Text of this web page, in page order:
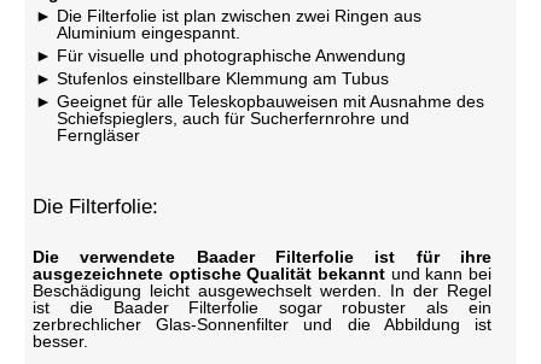
Die Filterfolie ist plan zwischen zwei Ringen aus
Aluminium eingespannt.
Für visuelle und photographische Anwendung
Stufenlos einstellbare Klemmung am Tubus
Geeignet für alle Teleskopbauweisen mit Ausnahme des
Schiefspieglers, auch für Sucherfernrohre und
Ferngläser
Die Filterfolie:
Die verwendete Baader Filterfolie ist für ihre
ausgezeichnete optische Qualität bekannt und kann bei
Beschädigung leicht ausgewechselt werden. In der Regel
ist die Baader Filterfolie sogar robuster als ein
zerbrechlicher Glas-Sonnenfilter und die Abbildung ist
besser.